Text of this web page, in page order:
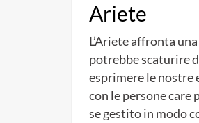
Ariete
L’Ariete affronta
potrebbe scaturire
esprimere le nostre
con le persone
se gestito in modo